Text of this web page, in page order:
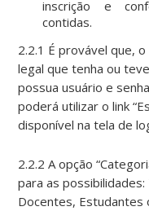
inscrição e
contidas.
2.2.1 É provável que,
legal que tenha ou
possua usuário e
poderá utilizar o link
disponível na tela de
2.2.2 A opção
para as
Docentes, Estudantes